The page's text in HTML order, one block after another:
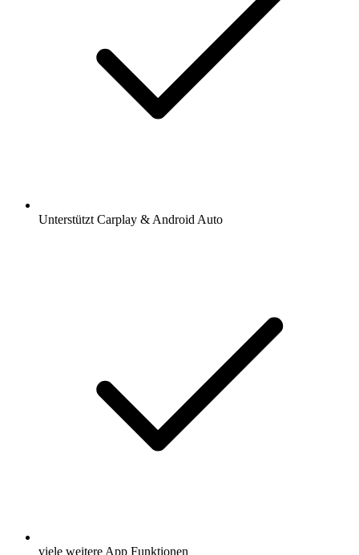
Unterstützt Carplay & Android Auto
viele weitere App Funktionen